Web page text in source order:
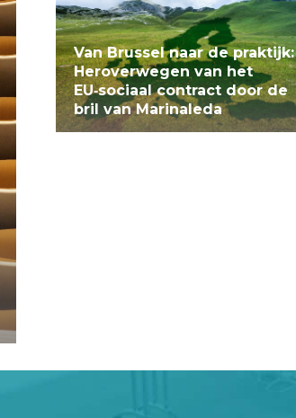
Van Brussel naar de praktijk:
Heroverwegen van het
EU‑sociaal contract door de
bril van Marinaleda